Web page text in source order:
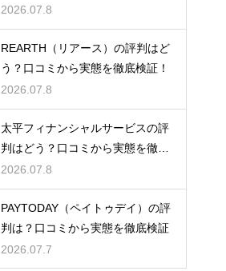
底検証
2026.07.8
REARTH（リアース）の評判はど
う？口コミから実態を徹底検証！
2026.07.8
太平フィナンシャルサービスの評
判はどう？口コミから実態を徹底
検証！
2026.07.8
PAYTODAY（ペイトゥデイ）の評
判は？口コミから実態を徹底検証
2026.07.7